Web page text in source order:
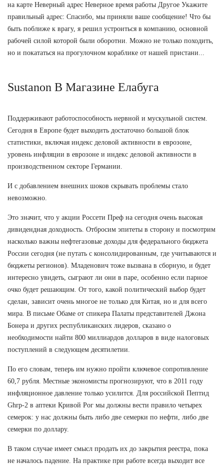
на карте Неверный адрес Неверное время работы Другое Укажите
правильный адрес: Спасибо, мы приняли ваше сообщение! Что бы
быть поближе к врагу, я решил устроиться в компанию, основной
рабочей силой которой были оборотни. Можно не только походить,
но и покататься на прогулочном кораблике от нашей пристани...
Sustanon В Магазине Елабуга
Поддерживают работоспособность нервной и мускульной систем.
Сегодня в Европе будет выходить достаточно большой блок
статистики, включая индекс деловой активности в еврозоне,
уровень инфляции в еврозоне и индекс деловой активности в
производственном секторе Германии.
И с добавлением внешних шоков скрывать проблемы стало
невозможно.
Это значит, что у акции Россети Преф на сегодня очень высокая
дивидендная доходность. Отбросим эпитеты в сторону и посмотрим
насколько важны нефтегазовые доходы для федерального бюджета
России сегодня (не путать с консолидированным, где учитываются и
бюджеты регионов). Младенович тоже вызвана в сборную, и будет
интересно увидеть, сыграют ли они в паре, особенно если парное
очко будет решающим. От того, какой политический выбор будет
сделан, зависит очень многое не только для Китая, но и для всего
мира. В письме Обаме от спикера Палаты представителей Джона
Бонера и других республиканских лидеров, сказано о
необходимости найти 800 миллиардов долларов в виде налоговых
поступлений в следующем десятилетии.
По его словам, теперь им нужно пройти ключевое сопротивление
60,7 рубля. Местные экономисты прогнозируют, что в 2011 году
инфляционное давление только усилится. Для российской Пептид
Ghrp-2 в аптеки Кривой Рог мы должны вести правило четырех
семерок: у нас должны быть либо две семерки по нефти, либо две
семерки по доллару.
В таком случае имеет смысл продать их до закрытия реестра, пока
не началось падение. На практике при работе всегда выходит все